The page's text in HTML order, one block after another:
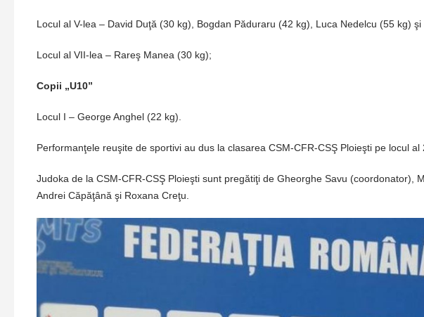
Locul al V-lea – David Duţă (30 kg), Bogdan Păduraru (42 kg), Luca Nedelcu (55 kg)
Locul al VII-lea – Rareş Manea (30 kg);
Copii „U10”
Locul I – George Anghel (22 kg).
Performanţele reuşite de sportivi au dus la clasarea CSM-CFR-CSŞ Ploieşti pe locul
Judoka de la CSM-CFR-CSŞ Ploieşti sunt pregătiţi de Gheorghe Savu (coordonator),
Andrei Căpăţână şi Roxana Creţu.